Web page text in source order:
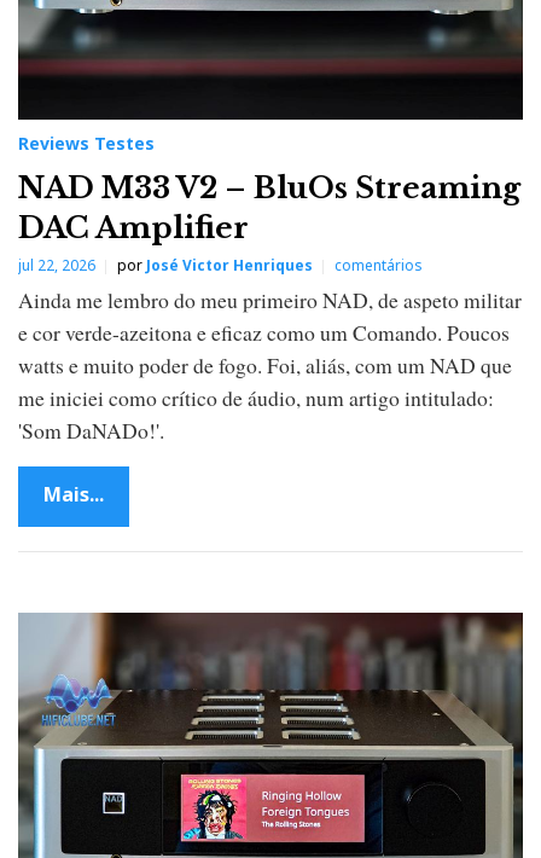
Reviews Testes
NAD M33 V2 – BluOs Streaming
DAC Amplifier
jul 22, 2026 por José Victor Henriques comentários
Ainda me lembro do meu primeiro NAD, de aspeto militar
e cor verde-azeitona e eficaz como um Comando. Poucos
watts e muito poder de fogo. Foi, aliás, com um NAD que
me iniciei como crítico de áudio, num artigo intitulado:
'Som DaNADo!'.
Mais...